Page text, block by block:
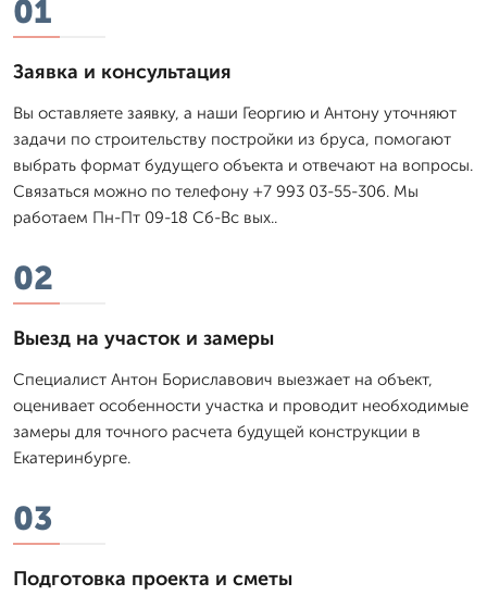
01
Заявка и консультация
Вы оставляете заявку, а наши Георгию и Антону уточняют
задачи по строительству постройки из бруса, помогают
выбрать формат будущего объекта и отвечают на вопросы.
Связаться можно по телефону +7 993 03-55-306. Мы
работаем Пн-Пт 09-18 Сб-Вс вых..
02
Выезд на участок и замеры
Специалист Антон Бориславович выезжает на объект,
оценивает особенности участка и проводит необходимые
замеры для точного расчета будущей конструкции в
Екатеринбурге.
03
Подготовка проекта и сметы